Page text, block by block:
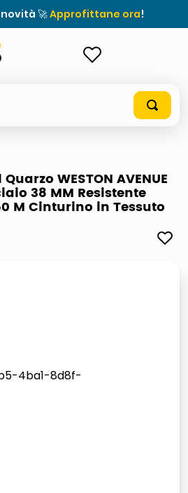
🚀Approfittane ora!
WESTON AVENUE
38 MM Resistente
M Cinturino in Tessuto